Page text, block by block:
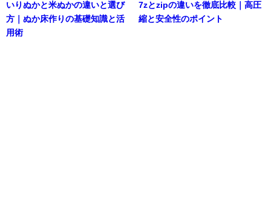
いりぬかと米ぬかの違いと選び
方｜ぬか床作りの基礎知識と活
用術
7zとzipの違いを徹底比較｜高圧
縮と安全性のポイント